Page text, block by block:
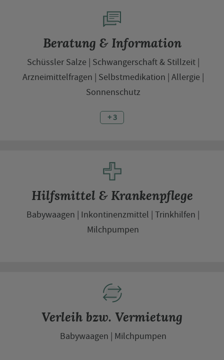
Beratung & Information
Schüssler Salze
Schwangerschaft & Stillzeit
Arzneimittelfragen
Selbstmedikation Allergie
Sonnenschutz
+ 3
Hilfsmittel & Krankenpflege
Babywaagen Inkontinenzmittel Trinkhilfen
Milchpumpen
Verleih bzw. Vermietung
Babywaagen Milchpumpen